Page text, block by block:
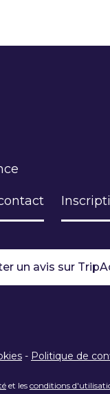
un avis sur
- Politique de
et les conditions